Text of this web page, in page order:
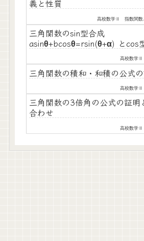
義と性質
高校数学Ⅱ 指数関数
三角関数のsin型合成
asinθ+bcosθ=rsin(θ+α) とcos
高校数学
三角関数の積和・和積の公式
高校数学
三角関数の3倍角の公式の証明
合わせ
高校数学